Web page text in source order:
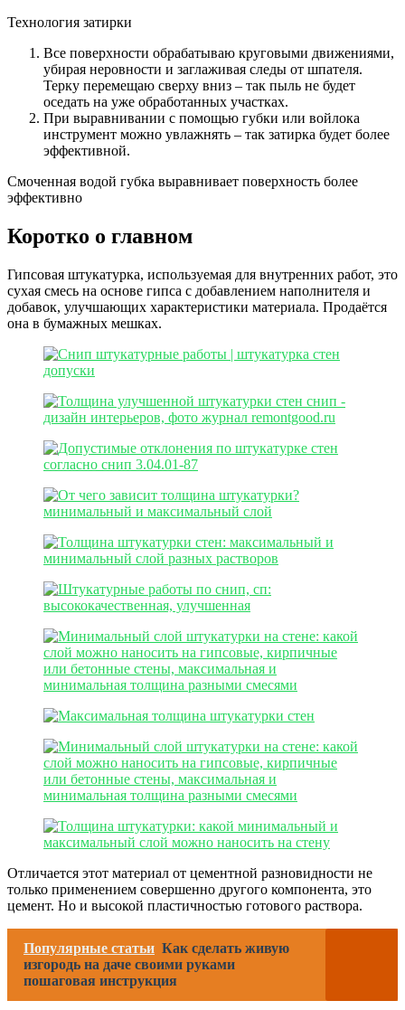
Технология затирки
Все поверхности обрабатываю круговыми движениями,
убирая неровности и заглаживая следы от шпателя.
Терку перемещаю сверху вниз – так пыль не будет
оседать на уже обработанных участках.
При выравнивании с помощью губки или войлока
инструмент можно увлажнять – так затирка будет более
эффективной.
Смоченная водой губка выравнивает поверхность более
эффективно
Коротко о главном
Гипсовая штукатурка, используемая для внутренних работ, это
сухая смесь на основе гипса с добавлением наполнителя и
добавок, улучшающих характеристики материала. Продаётся
она в бумажных мешках.
Отличается этот материал от цементной разновидности не
только применением совершенно другого компонента, это
цемент. Но и высокой пластичностью готового раствора.
Популярные статьи Как сделать живую
изгородь на даче своими руками
пошаговая инструкция